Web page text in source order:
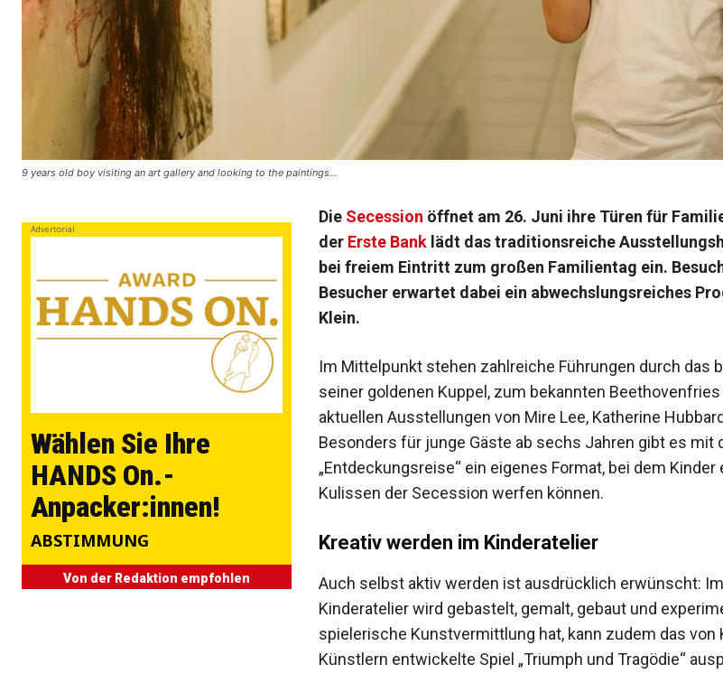
9 years old boy visiting an art gallery and looking to the paintings…
Advertorial
Wählen Sie Ihre
HANDS On.-
Anpacker:innen!
ABSTIMMUNG
Von der Redaktion empfohlen
Die Secession öffnet am 26. Juni ihre Türen für
der Erste Banklädt das traditionsreiche
bei freiem Eintritt zum großen Familientag ein.
Besucher erwartet dabei ein abwechslungsreiches
Klein.
Im Mittelpunkt stehen zahlreiche Führungen durch das
seiner goldenen Kuppel, zum bekannten
aktuellen Ausstellungen von Mire Lee, Katherine
Besonders für junge Gäste ab sechs Jahren gibt es mit
„Entdeckungsreise“ ein eigenes Format, bei dem
Kulissen der Secession werfen können.
Kreativ werden im Kinderatelier
Auch selbst aktiv werden ist ausdrücklich erwünscht:
Kinderatelier wird gebastelt, gemalt, gebaut und
spielerische Kunstvermittlung hat, kann zudem das von
Künstlern entwickelte Spiel „Triumph und Tragödie“